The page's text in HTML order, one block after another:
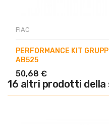
FIAC
PERFORMANCE KIT
AB525
50,68 €
16 altri prodotti